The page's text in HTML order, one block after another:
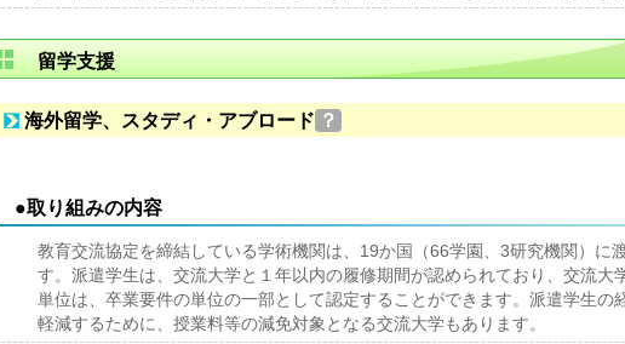
留学支援
海外留学、スタディ・アブロード ？
●取り組みの内容
教育交流協定を締結している学術機関は、19か国（66学園、3研究機関）に
す。派遣学生は、交流大学と１年以内の履修期間が認められており、交流大
単位は、卒業要件の単位の一部として認定することができます。派遣学生の
軽減するために、授業料等の減免対象となる交流大学もあります。